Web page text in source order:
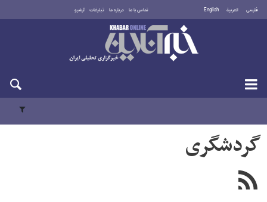
فارسی العربية English تماس با ما درباره ما تبلیغات آرشیو
جمعه ۱۶ مرداد ۱۴۰۵
گردشگری